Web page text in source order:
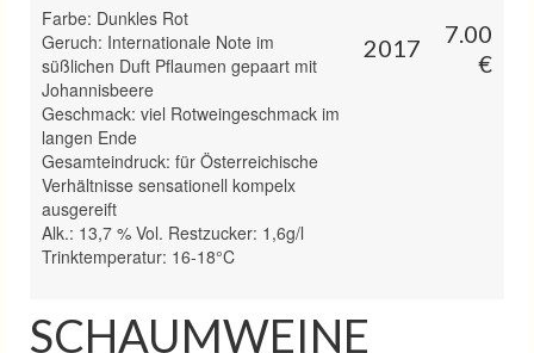
Farbe: Dunkles Rot
Geruch: Internationale Note im
süßlichen Duft Pflaumen gepaart mit
Johannisbeere
Geschmack: viel Rotweingeschmack im
langen Ende
Gesamteindruck: für Österreichische
Verhältnisse sensationell kompelx
ausgereift
Alk.: 13,7 % Vol. Restzucker: 1,6g/l
Trinktemperatur: 16-18°C
2017
7.00
€
SCHAUMWEINE